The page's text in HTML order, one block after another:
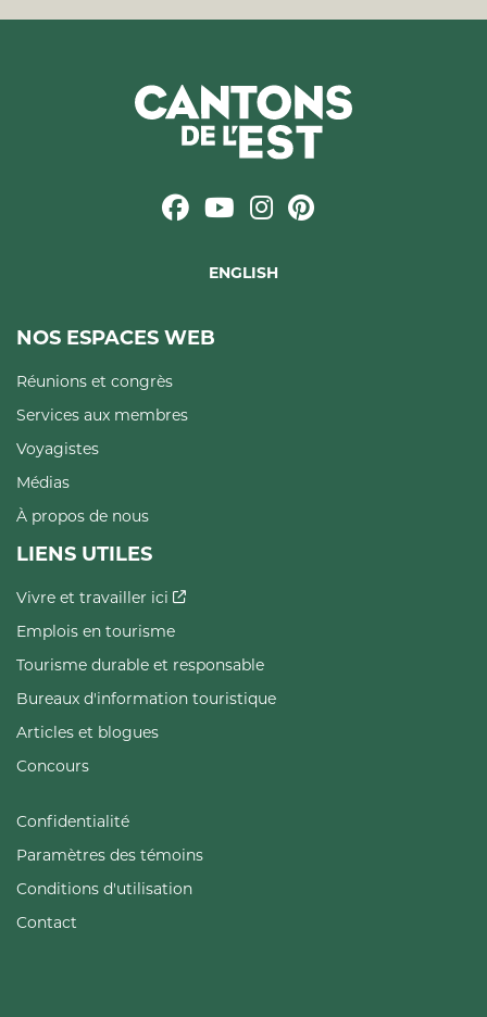
ENGLISH
NOS ESPACES WEB
Réunions et congrès
Services aux membres
Voyagistes
Médias
À propos de nous
LIENS UTILES
Vivre et travailler ici
Emplois en tourisme
Tourisme durable et responsable
Bureaux d'information touristique
Articles et blogues
Concours
Confidentialité
Paramètres des témoins
Conditions d'utilisation
Contact